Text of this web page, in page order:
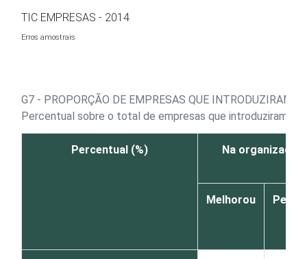
TIC EMPRESAS - 2014
Erros amostrais
G7 - PROPORÇÃO DE EMPRESAS QUE INTRODUZIRAM
Percentual sobre o total de empresas que introduziram
Percentual (%) Na
Melhorou